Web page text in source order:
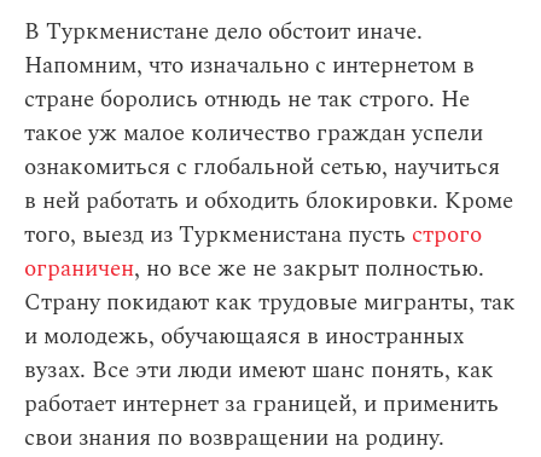
В Туркменистане дело обстоит иначе.
Напомним, что изначально с интернетом в
стране боролись отнюдь не так строго. Не
такое уж малое количество граждан успели
ознакомиться с глобальной сетью, научиться
в ней работать и обходить блокировки. Кроме
того, выезд из Туркменистана пусть строго
ограничен, но все же не закрыт полностью.
Страну покидают как трудовые мигранты, так
и молодежь, обучающаяся в иностранных
вузах. Все эти люди имеют шанс понять, как
работает интернет за границей, и применить
свои знания по возвращении на родину.